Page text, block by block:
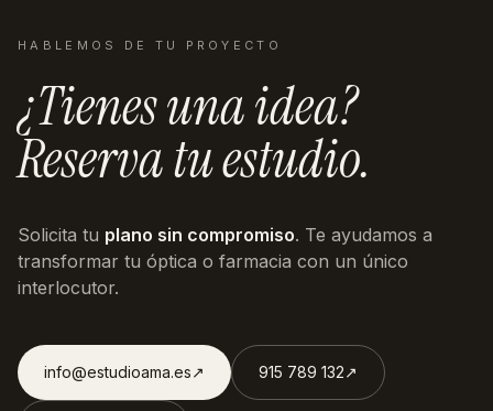
HABLEMOS DE TU PROYECTO
¿Tienes una idea?
Reserva tu estudio.
Solicita tu plano sin compromiso. Te ayudamos a
transformar tu óptica o farmacia con un único
interlocutor.
info@estudioama.es↗︎ 915 789 132↗︎